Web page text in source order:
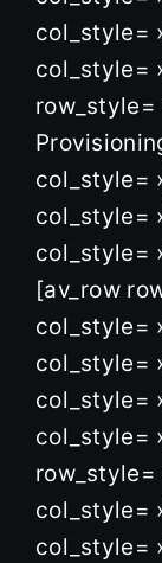
col_style=
col_style=
col_style=
col_style=
col_style=
[av_row
col_style=
col_style=
col_style=
col_style=
row_style=
col_style=
col_style=